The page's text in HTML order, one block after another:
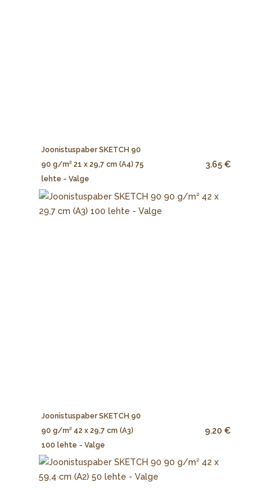
Joonistuspaber SKETCH 90
90 g/m² 21 x 29,7 cm (A4) 75
lehte - Valge
3.65 €
Joonistuspaber SKETCH 90
90 g/m² 42 x 29,7 cm (A3)
100 lehte - Valge
9.20 €